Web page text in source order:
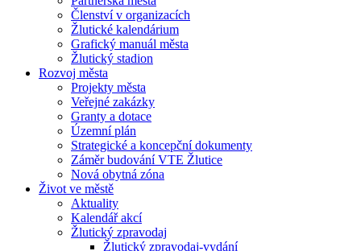
Členství v organizacích
Žlutické kalendárium
Grafický manuál města
Žlutický stadion
Rozvoj města
Projekty města
Veřejné zakázky
Granty a dotace
Územní plán
Strategické a koncepční dokumenty
Záměr budování VTE Žlutice
Nová obytná zóna
Život ve městě
Aktuality
Kalendář akcí
Žlutický zpravodaj
Žlutický zpravodaj-vydání